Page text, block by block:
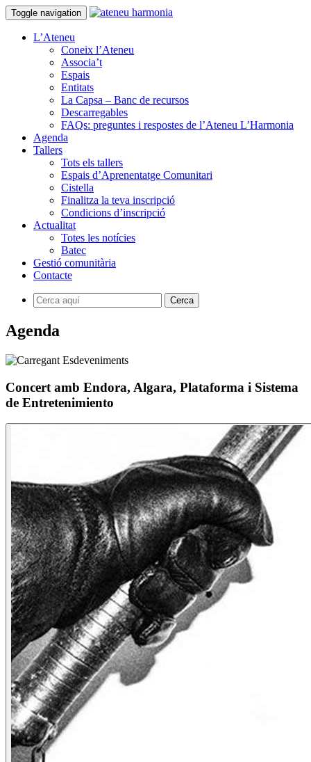
Toggle navigation
L’Ateneu
Coneix l’Ateneu
Associa’t
Espais
Entitats
La Capsa – Banc de recursos
Descarregables
FAQs: preguntes i respostes de l’Ateneu L’Harmonia
Agenda
Tallers
Tots els tallers
Espais d’Aprenentatge Comunitari
Cistella
Finalitza la teva inscripció
Condicions d’inscripció
Actualitat
Totes les notícies
Batec
Gestió comunitària
Contacte
Agenda
Concert amb Endora, Algara, Plataforma i Sistema
de Entretenimiento